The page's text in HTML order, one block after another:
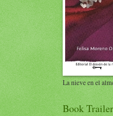
La nieve en el
Book Trailer